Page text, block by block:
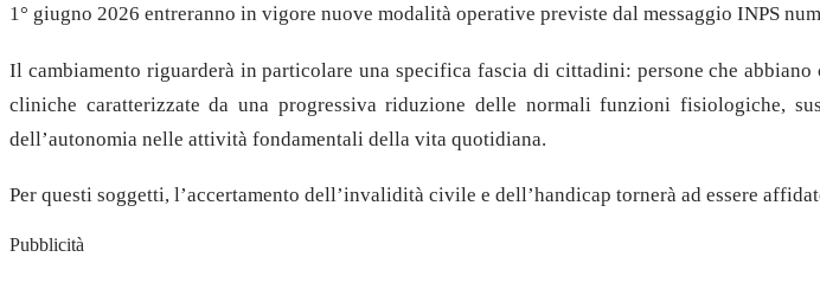
1° giugno 2026 entreranno in vigore nuove modalità operative previste dal messaggio INPS
Il cambiamento riguarderà in particolare una specifica fascia di cittadini: persone che
cliniche caratterizzate da una progressiva riduzione delle normali funzioni fisiologiche,
dell’autonomia nelle attività fondamentali della vita quotidiana.
Per questi soggetti, l’accertamento dell’invalidità civile e dell’handicap tornerà ad essere
Pubblicità